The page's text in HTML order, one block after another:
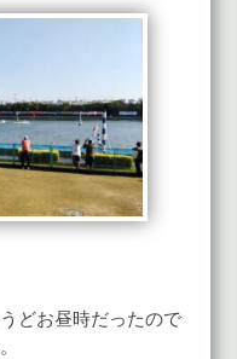
どお昼時だったので